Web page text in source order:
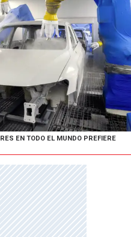
EN TODO EL MUNDO PREFIERE